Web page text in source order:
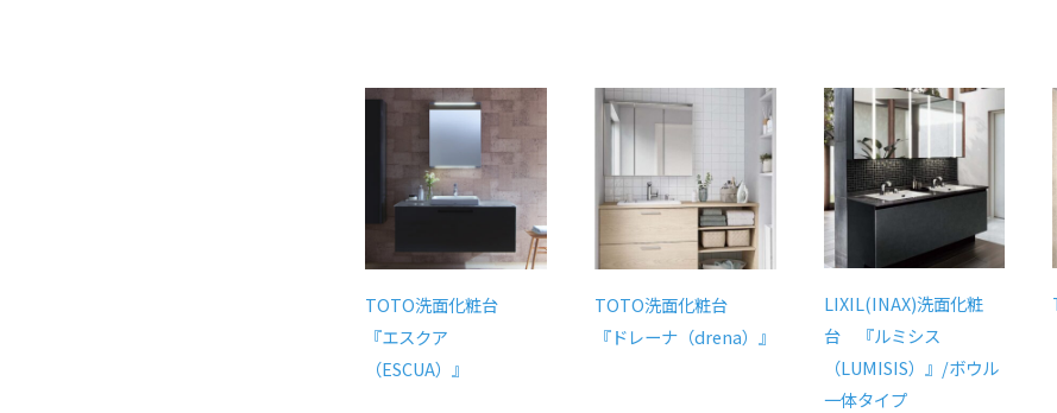
TOTO洗面化粧台
『エスクア
（ESCUA）』
TOTO洗面化粧台
『ドレーナ（drena）』
LIXIL(INAX)洗面化粧
台 『ルミシス
（LUMISIS）』/ボウル
一体タイプ